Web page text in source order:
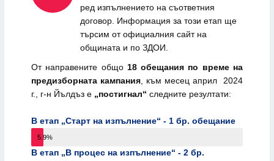
ред изпълнението на съответния
договор. Информация за този етап ще
търсим от официалния сайт на
общината и по ЗДОИ.
От направените общо 18 обещания по време на
предизборната кампания, към месец април 2024
г., г-н Йълдъз е „постигнал“ следните резултати:
В етап „Старт на изпълнение“ - 1 бр. обещаниe
5.9%
В етап „В процес на изпълнение“ - 2 бр.